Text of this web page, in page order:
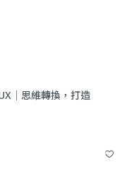
｜思維轉換，打造